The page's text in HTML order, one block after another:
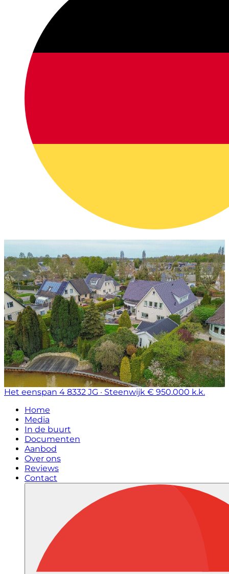
Het eenspan 4 8332 JG · Steenwijk € 950.000 k.k.
Home
Media
In de buurt
Documenten
Aanbod
Over ons
Reviews
Contact